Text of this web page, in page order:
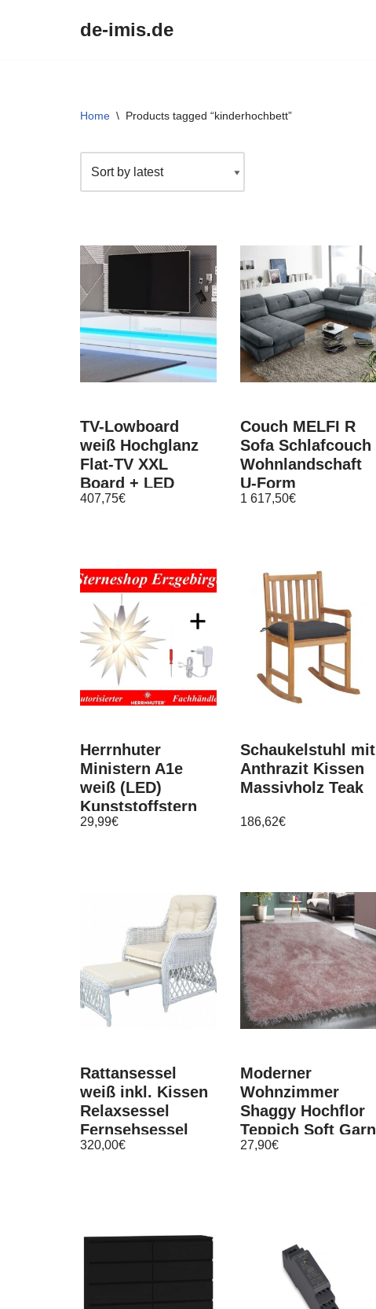
de-imis.de
Home \ Products tagged “kinderhochbett”
TV-Lowboard
weiß Hochglanz
Flat-TV XXL
Board + LED
Licht
407,75€
Couch MELFI R
Sofa Schlafcouch
Wohnlandschaft
U-Form
Schlaffunktion
1 617,50€
Herrnhuter
Ministern A1e
weiß (LED)
Kunststoffstern
13 cm komplett
29,99€
Schaukelstuhl mit
Anthrazit Kissen
Massivholz Teak
186,62€
Rattansessel
weiß inkl. Kissen
Relaxsessel
Fernsehsessel
Korbsessel
320,00€
Moderner
Wohnzimmer
Shaggy Hochflor
Teppich Soft Garn
In Uni Pastell
27,90€